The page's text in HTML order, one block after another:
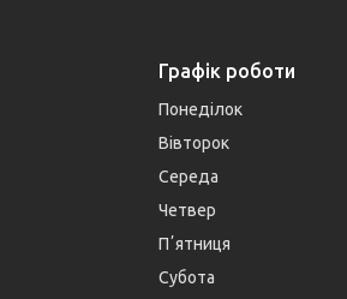
Графік роботи
Понеділок
Вівторок
Середа
Четвер
Пʼятниця
Субота